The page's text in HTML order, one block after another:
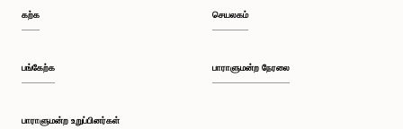
கற்க
பங்கேற்க
பாராளுமன்ற உறுப்பினர்கள்
செயலகம்
பாராளுமன்ற நேரலை